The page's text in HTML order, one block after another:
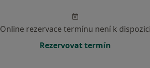
Online rezervace termínu není k dispozici
Rezervovat termín